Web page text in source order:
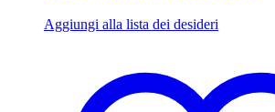
Aggiungi alla lista dei desideri